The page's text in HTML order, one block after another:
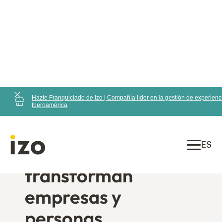
Hazte Franquiciado de Izo | Compañía líder en la gestión de
Iberoamérica
ES
Maximizamos el
valor
de las interacciones